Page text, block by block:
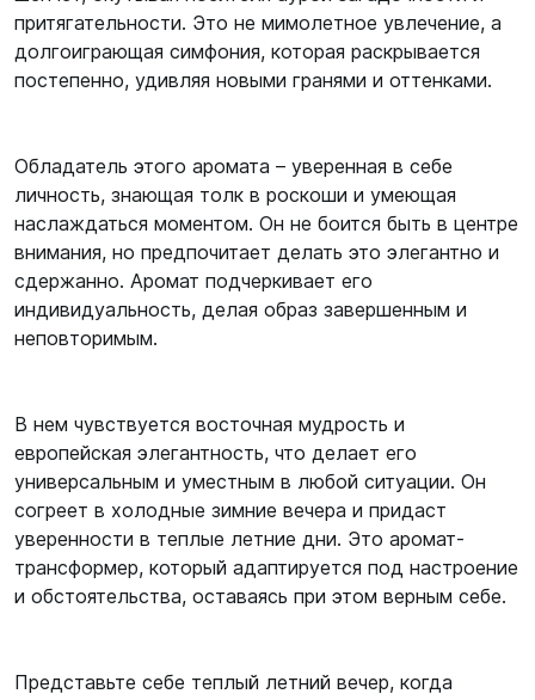
притягательности. Это не мимолетное увлечение, а
долгоиграющая симфония, которая раскрывается
постепенно, удивляя новыми гранями и оттенками.
Обладатель этого аромата – уверенная в себе
личность, знающая толк в роскоши и умеющая
наслаждаться моментом. Он не боится быть в центре
внимания, но предпочитает делать это элегантно и
сдержанно. Аромат подчеркивает его
индивидуальность, делая образ завершенным и
неповторимым.
В нем чувствуется восточная мудрость и
европейская элегантность, что делает его
универсальным и уместным в любой ситуации. Он
согреет в холодные зимние вечера и придаст
уверенности в теплые летние дни. Это аромат-
трансформер, который адаптируется под настроение
и обстоятельства, оставаясь при этом верным себе.
Представьте себе теплый летний вечер, когда